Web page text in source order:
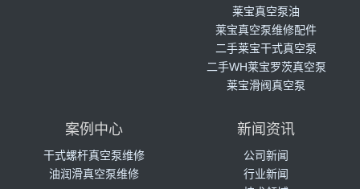
莱宝真空泵油
莱宝真空泵维修配件
二手莱宝干式真空泵
二手WH莱宝罗茨真空泵
莱宝滑阀真空泵
案例中心
干式螺杆真空泵维修
油润滑真空泵维修
新闻资讯
公司新闻
行业新闻